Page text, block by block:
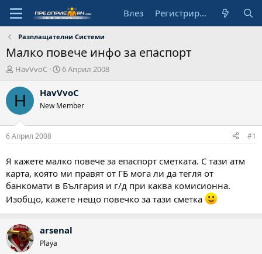
Влез Регистрирай се
Разплащателни Системи
Малко повече инфо за епаспорт
А
т
о
HavVvoC
Н
ч
л
д
т
а
6 Април 2008
H HavVvoC
New Member
6 Април 2008 #1
Я кажете малко повече за епаспорт сметката. С тази атм
карта, която ми правят от ГБ мога ли да тегля от
банкомати в България и г/д при каква комисионна.
Изобщо, кажете нещо повечко за тази сметка
arsenal
Playa